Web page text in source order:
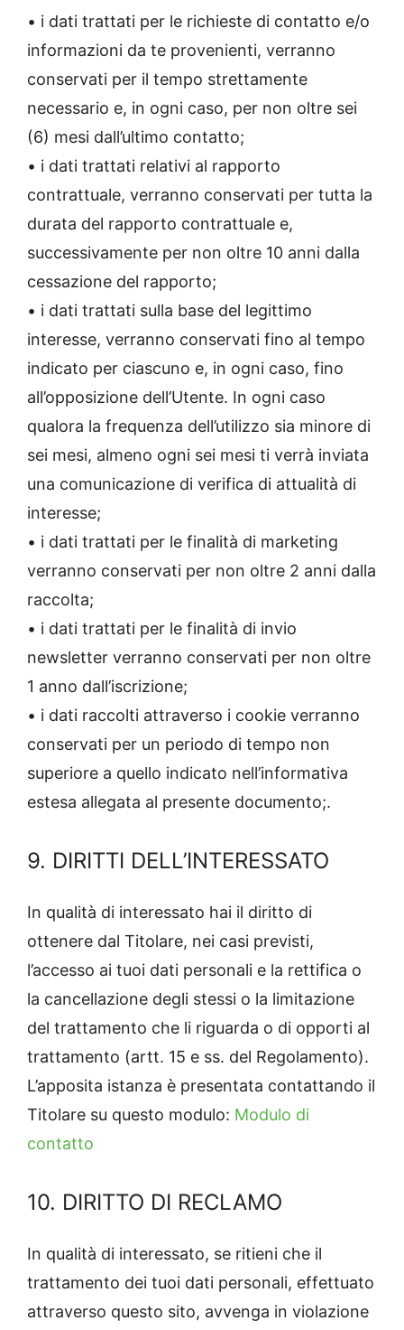
• i dati trattati per le richieste di contatto e/o
informazioni da te provenienti, verranno
conservati per il tempo strettamente
necessario e, in ogni caso, per non oltre sei
(6) mesi dall’ultimo contatto;
• i dati trattati relativi al rapporto
contrattuale, verranno conservati per tutta la
durata del rapporto contrattuale e,
successivamente per non oltre 10 anni dalla
cessazione del rapporto;
• i dati trattati sulla base del legittimo
interesse, verranno conservati fino al tempo
indicato per ciascuno e, in ogni caso, fino
all’opposizione dell’Utente. In ogni caso
qualora la frequenza dell’utilizzo sia minore di
sei mesi, almeno ogni sei mesi ti verrà inviata
una comunicazione di verifica di attualità di
interesse;
• i dati trattati per le finalità di marketing
verranno conservati per non oltre 2 anni dalla
raccolta;
• i dati trattati per le finalità di invio
newsletter verranno conservati per non oltre
1 anno dall’iscrizione;
• i dati raccolti attraverso i cookie verranno
conservati per un periodo di tempo non
superiore a quello indicato nell’informativa
estesa allegata al presente documento;.
9. DIRITTI DELL’INTERESSATO
In qualità di interessato hai il diritto di
ottenere dal Titolare, nei casi previsti,
l’accesso ai tuoi dati personali e la rettifica o
la cancellazione degli stessi o la limitazione
del trattamento che li riguarda o di opporti al
trattamento (artt. 15 e ss. del Regolamento).
L’apposita istanza è presentata contattando il
Titolare su questo modulo: Modulo di
contatto
10. DIRITTO DI RECLAMO
In qualità di interessato, se ritieni che il
trattamento dei tuoi dati personali, effettuato
attraverso questo sito, avvenga in violazione